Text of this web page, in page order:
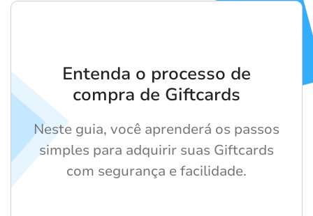
Entenda o processo de
compra de Giftcards
Neste guia, você aprenderá os passos
simples para adquirir suas Giftcards
com segurança e facilidade.